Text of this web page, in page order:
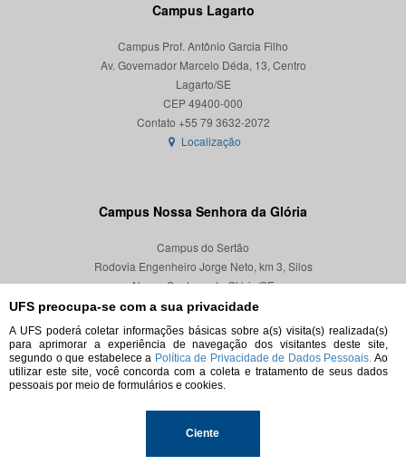
UFS preocupa-se com a sua privacidade
A UFS poderá coletar informações básicas sobre a(s) visita(s) realizada(s)
para aprimorar a experiência de navegação dos visitantes deste site,
segundo o que estabelece a Política de Privacidade de Dados Pessoais. Ao
utilizar este site, você concorda com a coleta e tratamento de seus dados
pessoais por meio de formulários e cookies.
Ciente
Campus Lagarto
Campus Prof. Antônio Garcia Filho
Av. Governador Marcelo Déda, 13, Centro
Lagarto/SE
CEP 49400-000
Localização
Campus Nossa Senhora da Glória
Campus do Sertão
Rodovia Engenheiro Jorge Neto, km 3, Silos
Nossa Senhora da Glória/SE
CEP 49680-000
Localização
© 2026. Todos os direitos reservados.
Universidade Federal de Sergipe.